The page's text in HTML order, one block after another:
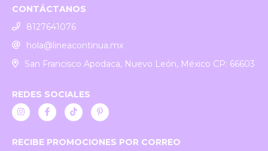
CONTÁCTANOS
8127641076
hola@lineacontinua.mx
San Francisco Apodaca, Nuevo León, México CP: 66603
REDES SOCIALES
RECIBE PROMOCIONES POR CORREO